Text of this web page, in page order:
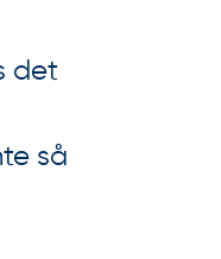
det
så